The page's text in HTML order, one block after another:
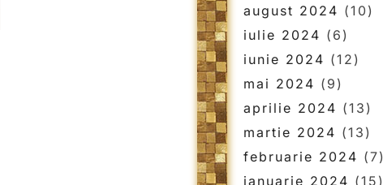
august 2024 (10)
iulie 2024 (6)
iunie 2024 (12)
mai 2024 (9)
aprilie 2024 (13)
martie 2024 (13)
februarie 2024 (7)
ianuarie 2024 (15)